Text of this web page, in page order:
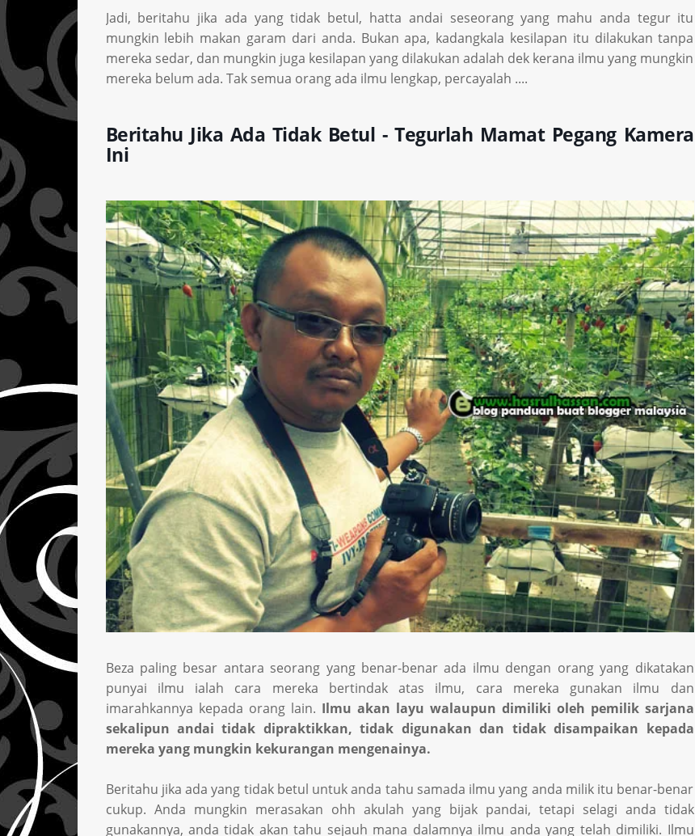
Jadi, beritahu jika ada yang tidak betul, hatta andai seseorang yang mahu anda tegur itu
mungkin lebih makan garam dari anda. Bukan apa, kadangkala kesilapan itu dilakukan tanpa
mereka sedar, dan mungkin juga kesilapan yang dilakukan adalah dek kerana ilmu yang mungkin
mereka belum ada. Tak semua orang ada ilmu lengkap, percayalah ....
Beritahu Jika Ada Tidak Betul - Tegurlah Mamat Pegang Kamera
Ini
Beza paling besar antara seorang yang benar-benar ada ilmu dengan orang yang dikatakan
punyai ilmu ialah cara mereka bertindak atas ilmu, cara mereka gunakan ilmu dan
imarahkannya kepada orang lain. Ilmu akan layu walaupun dimiliki oleh pemilik sarjana
sekalipun andai tidak dipraktikkan, tidak digunakan dan tidak disampaikan kepada
mereka yang mungkin kekurangan mengenainya.
Beritahu jika ada yang tidak betul untuk anda tahu samada ilmu yang anda milik itu benar-benar
cukup. Anda mungkin merasakan ohh akulah yang bijak pandai, tetapi selagi anda tidak
gunakannya, anda tidak akan tahu sejauh mana dalamnya ilmu anda yang telah dimiliki. Ilmu